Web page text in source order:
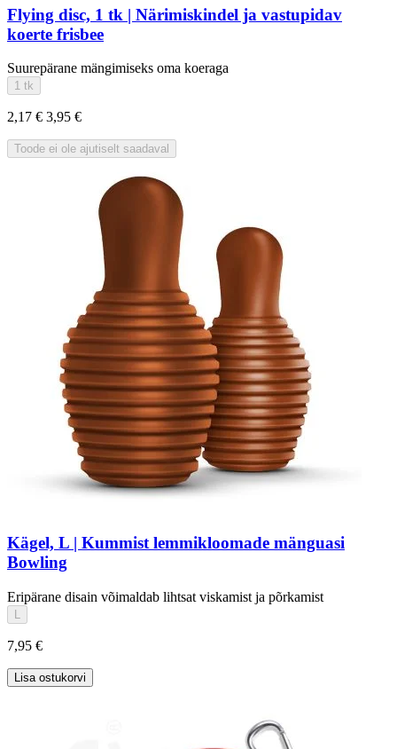
Flying disc, 1 tk | Närimiskindel ja vastupidav
koerte frisbee
Suurepärane mängimiseks oma koeraga
1 tk
2,17 € 3,95 €
Toode ei ole ajutiselt saadaval
Kägel, L | Kummist lemmikloomade mänguasi
Bowling
Eripärane disain võimaldab lihtsat viskamist ja põrkamist
7,95 €
Lisa ostukorvi